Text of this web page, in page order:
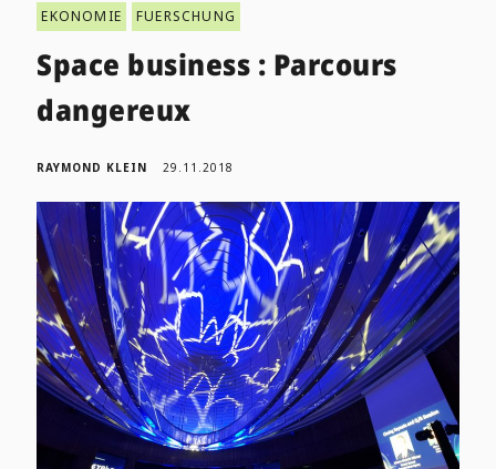
EKONOMIE FUERSCHUNG
Space business : Parcours
dangereux
RAYMOND KLEIN 29.11.2018